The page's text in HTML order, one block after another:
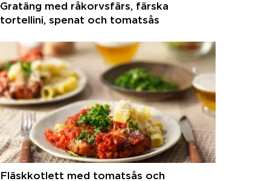
Gratäng med råkorvsfärs, färska
tortellini, spenat och tomatsås
Fläskkotlett med tomatsås och